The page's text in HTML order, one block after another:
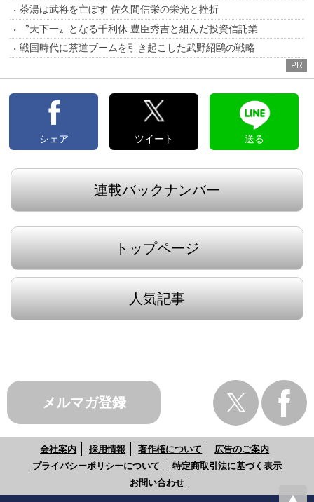
茶湯は武将を亡ぼす 佐久間信栄の栄光と挫折
〝天下一〟となる千利休 豊臣秀吉と組んだ投資信託業
戦国時代に茶道ブームを引き起こした武野紹鷗の戦略
PR
シェア ツイート 送る
連載バックナンバー
トップページ
人気記事
メルマガ登録
会社案内 採用情報 著作権について
広告のご案内
プライバシーポリシーについて
特定商取引法に基づく表示
お問い合わせ